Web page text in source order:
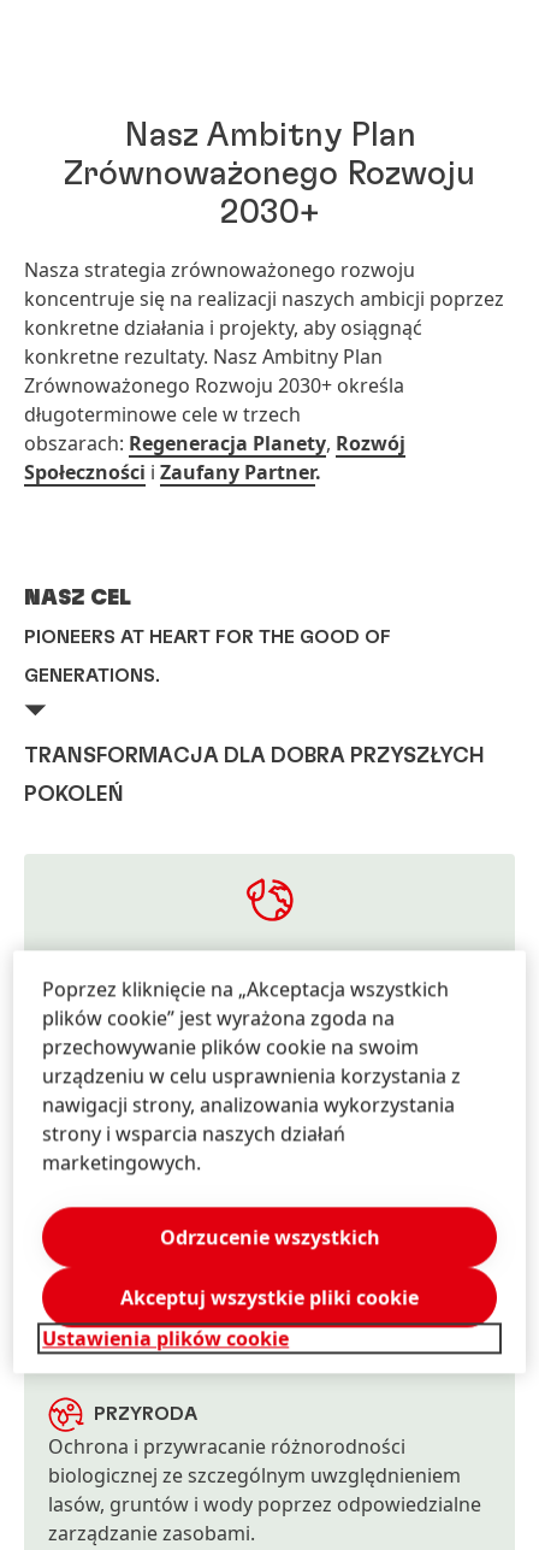
Nasz Ambitny Plan
Zrównoważonego Rozwoju
2030+
Nasza strategia zrównoważonego rozwoju
koncentruje się na realizacji naszych ambicji poprzez
konkretne działania i projekty, aby osiągnąć
konkretne rezultaty. Nasz Ambitny Plan
Zrównoważonego Rozwoju 2030+ określa
długoterminowe cele w trzech
obszarach: Regeneracja Planety, Rozwój
Społeczności i Zaufany Partner.
NASZ CEL
PIONEERS AT HEART FOR THE GOOD OF
GENERATIONS.
⏷
TRANSFORMACJA DLA DOBRA PRZYSZŁYCH
POKOLEŃ
Dążymy do budowania gospodarki o obiegu
zamkniętym, tworzenie bezemisyjnej przyszłości
oraz wspieranie regeneracji przyrody.
KLIMAT
Dekarbonizacja naszych działań i surowców na
drodze do net zero.
Wdrażanie praktyk związanych z obiegiem
zamkniętym w naszych produktach, działaniach
i technologiach.
PRZYRODA
Ochrona i przywracanie różnorodności
biologicznej ze szczególnym uwzględnieniem
lasów, gruntów i wody poprzez odpowiedzialne
zarządzanie zasobami.
Poprzez kliknięcie na „Akceptacja wszystkich
plików cookie” jest wyrażona zgoda na
przechowywanie plików cookie na swoim
urządzeniu w celu usprawnienia korzystania z
nawigacji strony, analizowania wykorzystania
strony i wsparcia naszych działań
marketingowych.
Ustawienia plików cookie
Odrzucenie wszystkich
Akceptuj wszystkie pliki cookie